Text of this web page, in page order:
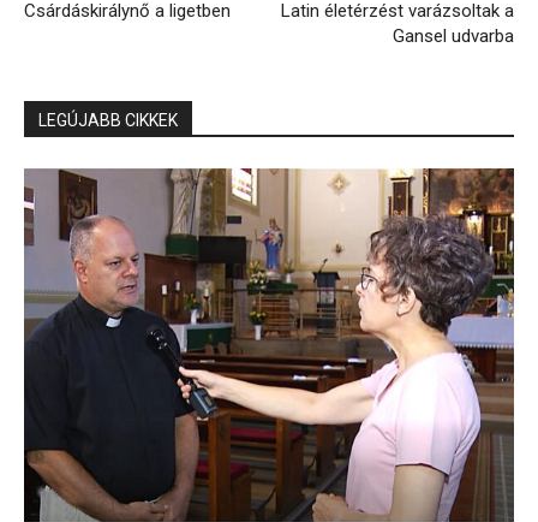
Csárdáskirálynő a ligetben
Latin életérzést varázsoltak a
Gansel udvarba
LEGÚJABB CIKKEK